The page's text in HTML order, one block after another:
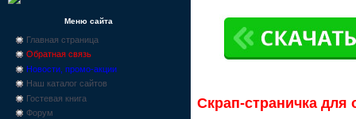
Меню сайта
Главная страница
Обратная связь
Новости, промо-акции
Наш каталог сайтов
Гостевая книга
Форум
Скрап-страничка